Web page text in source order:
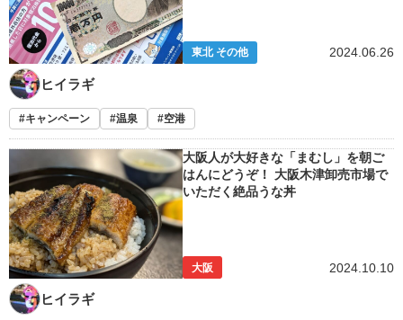
東北 その他 2024.06.26
ヒイラギ
キャンペーン 温泉 空港
大阪人が大好きな「まむし」を朝ご
はんにどうぞ！ 大阪木津卸売市場で
いただく絶品うな丼
大阪 2024.10.10
ヒイラギ